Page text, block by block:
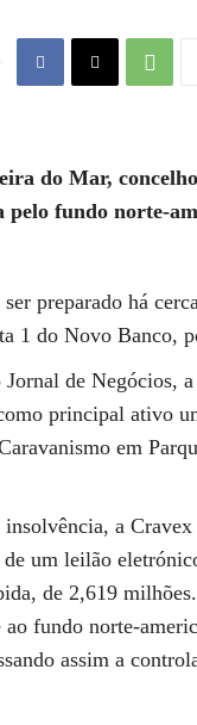
do Mar,
pelo fundo norte-
preparado há
1 do Novo Banco,
de Negócios,
principal ativo
em
insolvência, a
um leilão
de 2,619
ao fundo norte-
assim a